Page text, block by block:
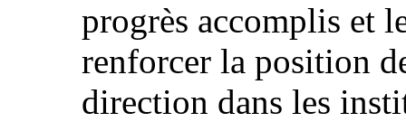
progrès accomplis et
renforcer la position
direction dans les